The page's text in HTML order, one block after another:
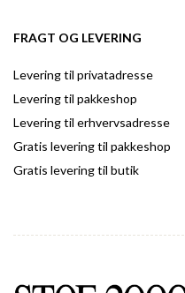
FRAGT OG LEVERING
Levering til privatadresse
Levering til pakkeshop
Levering til erhvervsadresse
Gratis levering til pakkeshop
Gratis levering til butik